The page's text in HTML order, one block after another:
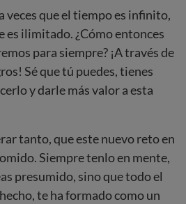
veces que el tiempo es infinito,
es ilimitado. ¿Cómo entonces
para siempre? ¡A través de
Sé que tú puedes, tienes
y darle más valor a esta
tanto, que este nuevo reto en
Siempre tenlo en mente,
presumido, sino que todo el
te ha formado como un